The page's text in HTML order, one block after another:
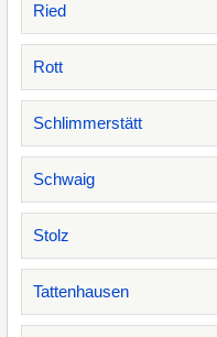
Ried
Rott
Schlimmerstätt
Schwaig
Stolz
Tattenhausen